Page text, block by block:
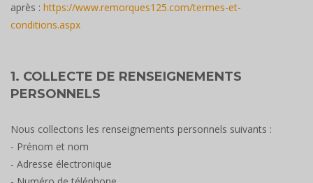
après : https://www.remorques125.com/termes-et-
conditions.aspx
1. COLLECTE DE RENSEIGNEMENTS
PERSONNELS
Nous collectons les renseignements personnels suivants :
- Prénom et nom
- Adresse électronique